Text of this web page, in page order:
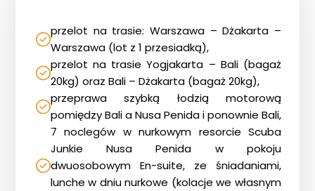
przelot na trasie: Warszawa – Dżakarta –
Warszawa (lot z 1 przesiadką),
przelot na trasie Yogjakarta – Bali (bagaż
20kg) oraz Bali – Dżakarta (bagaż 20kg),
przeprawa szybką łodzią motorową
pomiędzy Bali a Nusa Penida i ponownie Bali,
7 noclegów w nurkowym resorcie Scuba
Junkie Nusa Penida w pokoju
dwuosobowym En-suite, ze śniadaniami,
lunche w dniu nurkowe (kolacje we własnym